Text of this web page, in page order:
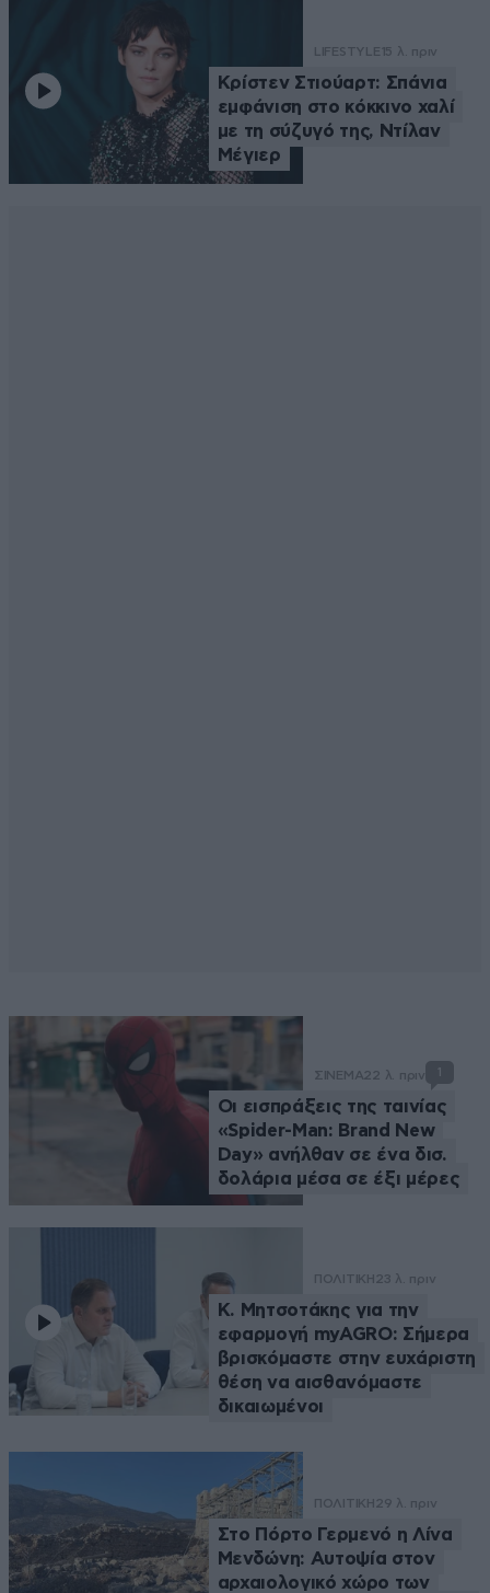
LIFESTYLE 15 λ. πριν
Κρίστεν Στιούαρτ: Σπάνια
εμφάνιση στο κόκκινο χαλί
με τη σύζυγό της, Ντίλαν
Μέγιερ
ΣΙΝΕΜΑ22 λ. πριν 1
Οι εισπράξεις της ταινίας
«Spider-Man: Brand New
Day» ανήλθαν σε ένα δισ.
δολάρια μέσα σε έξι μέρες
ΠΟΛΙΤΙΚΗ 23 λ. πριν
Κ. Μητσοτάκης για την
εφαρμογή myAGRO: Σήμερα
βρισκόμαστε στην ευχάριστη
θέση να αισθανόμαστε
δικαιωμένοι
ΠΟΛΙΤΙΚΗ 29 λ. πριν
Στο Πόρτο Γερμενό η Λίνα
Μενδώνη: Αυτοψία στον
αρχαιολογικό χώρο των